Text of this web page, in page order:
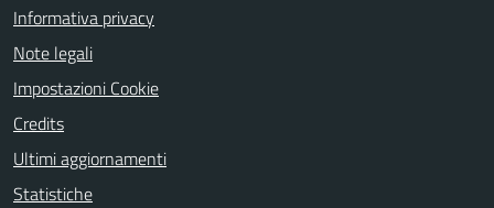
Informativa privacy
Note legali
Impostazioni Cookie
Credits
Ultimi aggiornamenti
Statistiche